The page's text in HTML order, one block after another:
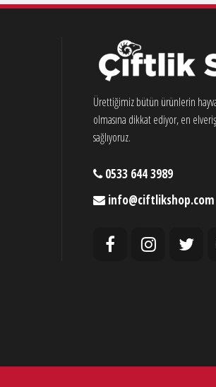
Ürettiğimiz bütün ürünlerin
olmasına dikkat ediyor, en
sağlıyoruz.
0533 644 3989
info@ciftlikshop.com